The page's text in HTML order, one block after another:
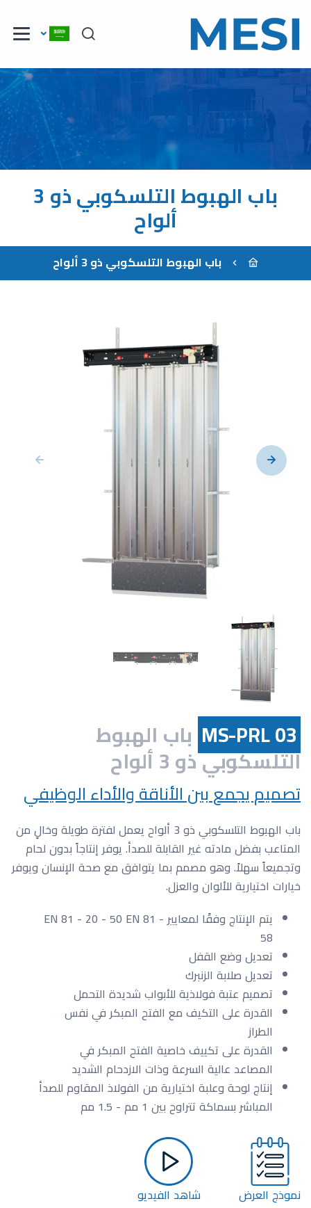
باب الهبوط التلسكوبي ذو 3
ألواح
باب الهبوط التلسكوبي ذو 3 ألواح
MS-PRL 03 باب الهبوط
التلسكوبي ذو 3 ألواح
تصميم يجمع بين الأناقة والأداء الوظيفي
باب الهبوط التلسكوبي ذو 3 ألواح يعمل لفترة طويلة وخالٍ من
المتاعب بفضل مادته غير القابلة للصدأ. يوفر إنتاجاً بدون لحام
وتجميعاً سهلاً. وهو مصمم بما يتوافق مع صحة الإنسان ويوفر
خيارات اختيارية للألوان والعزل.
يتم الإنتاج وفقًا لمعايير EN 81 - 20 - 50 EN 81 -
58
تعديل وضع القفل
تعديل صلابة الزنبرك
تصميم عتبة فولاذية للأبواب شديدة التحمل
القدرة على التكيف مع الفتح المبكر في نفس
الطراز
القدرة على تكييف خاصية الفتح المبكر في
المصاعد عالية السرعة وذات الازدحام الشديد
إنتاج لوحة وعلبة اختيارية من الفولاذ المقاوم للصدأ
المباشر بسماكة تتراوح بين 1 مم - 1.5 مم
نموذج العرض شاهد الفيديو